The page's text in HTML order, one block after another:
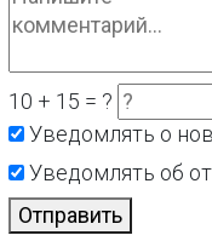
10 + 15 = ?
Уведомлять о
Уведомлять об
Отправить